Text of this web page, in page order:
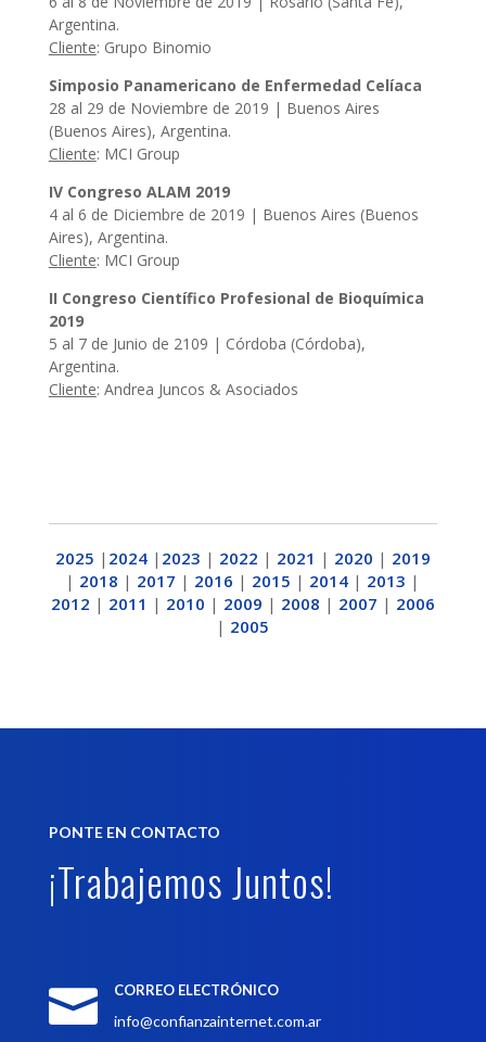
Argentina.
Cliente: Grupo Binomio
Simposio Panamericano de Enfermedad Celíaca
28 al 29 de Noviembre de 2019 | Buenos Aires
(Buenos Aires), Argentina.
Cliente: MCI Group
IV Congreso ALAM 2019
4 al 6 de Diciembre de 2019 | Buenos Aires (Buenos
Aires), Argentina.
Cliente: MCI Group
II Congreso Científico Profesional de Bioquímica
2019
5 al 7 de Junio de 2109 | Córdoba (Córdoba),
Argentina.
Cliente: Andrea Juncos & Asociados
2025 | 2024| 2023 | 2022 | 2021 | 2020 | 2019
| 2018 | 2017 | 2016 | 2015 | 2014 | 2013 |
2012 | 2011 | 2010 | 2009 | 2008 | 2007 | 2006
| 2005
PONTE EN CONTACTO
¡Trabajemos Juntos!
 CORREO ELECTRÓNICO
info@confianzainternet.com.ar